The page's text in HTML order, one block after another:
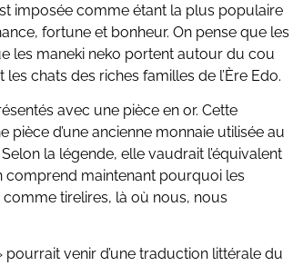
imposée comme étant la plus populaire
fortune et bonheur. On pense que les
les maneki neko portent autour du cou
chats des riches familles de l’Ère Edo.
avec une pièce en or. Cette
pièce d’une ancienne monnaie utilisée au
la légende, elle vaudrait l’équivalent
comprend maintenant pourquoi les
tirelires, là où nous, nous
pourrait venir d’une traduction littérale du